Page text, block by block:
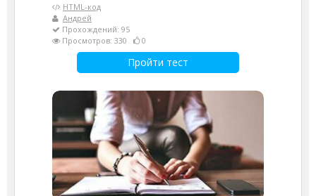
HTML-код
Андрей
Прохождений: 95
Просмотров: 330
0
Пройти тест